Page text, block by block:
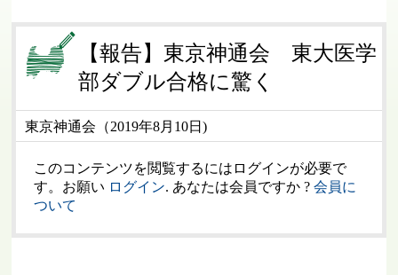
【報告】東京神通会 東大医学
部ダブル合格に驚く
東京神通会（2019年8月10日)
このコンテンツを閲覧するにはログインが必要で
す。お願い ログイン. あなたは会員ですか ?会員に
ついて